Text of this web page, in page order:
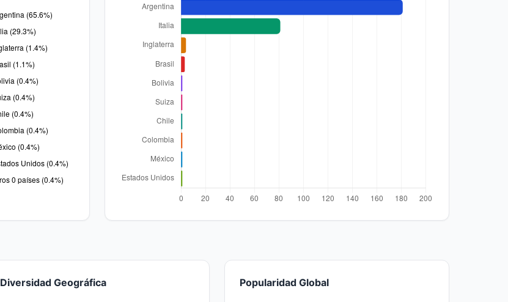
Diversidad Geográfica Popularidad Global